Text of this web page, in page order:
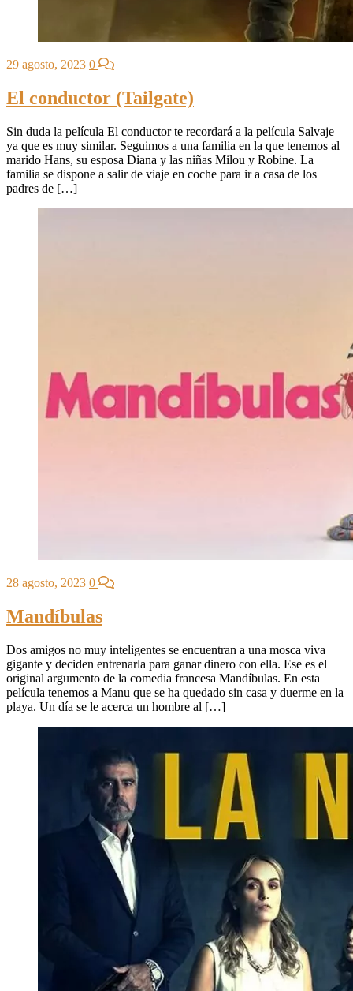
29 agosto, 2023 0
El conductor (Tailgate)
Sin duda la película El conductor te recordará a la película Salvaje
ya que es muy similar. Seguimos a una familia en la que tenemos al
marido Hans, su esposa Diana y las niñas Milou y Robine. La
familia se dispone a salir de viaje en coche para ir a casa de los
padres de […]
28 agosto, 2023 0
Mandíbulas
Dos amigos no muy inteligentes se encuentran a una mosca viva
gigante y deciden entrenarla para ganar dinero con ella. Ese es el
original argumento de la comedia francesa Mandíbulas. En esta
película tenemos a Manu que se ha quedado sin casa y duerme en la
playa. Un día se le acerca un hombre al […]